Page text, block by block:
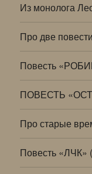
Из монолога
Про две повести
Повесть
ПОВЕСТЬ
Про старые
Повесть «ЛЧК»